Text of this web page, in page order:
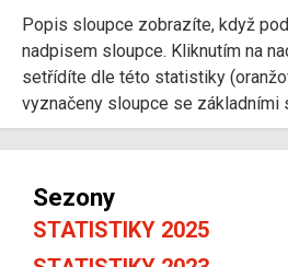
Popis sloupce zobrazíte, když
nadpisem sloupce. Kliknutím na
setřídíte dle této statistiky
vyznačeny sloupce se základními
Sezony
STATISTIKY 2025